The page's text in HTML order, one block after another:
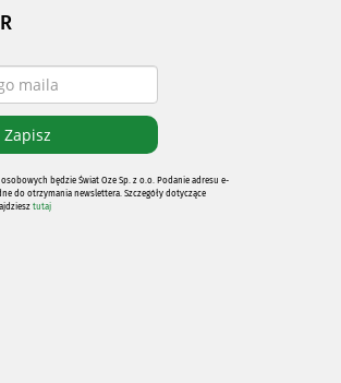
będzie Świat Oze Sp. z o.o. Podanie adresu e-
do otrzymania newslettera. Szczegóły dotyczące
tutaj